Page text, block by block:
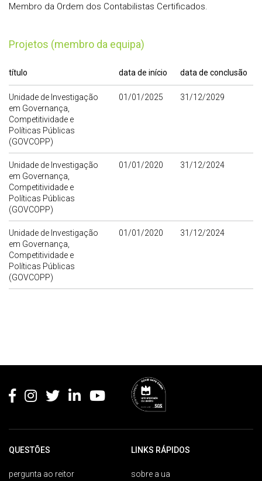
Membro da Ordem dos Contabilistas Certificados.
Projetos (membro da equipa)
título data de início data de conclusão
Unidade de Investigação
em Governança,
Competitividade e
Políticas Públicas
(GOVCOPP)
01/01/2025 31/12/2029
Unidade de Investigação
em Governança,
Competitividade e
Políticas Públicas
(GOVCOPP)
01/01/2020 31/12/2024
Unidade de Investigação
em Governança,
Competitividade e
Políticas Públicas
(GOVCOPP)
01/01/2020 31/12/2024
QUESTÕES
pergunta ao reitor
LINKS RÁPIDOS
sobre a ua